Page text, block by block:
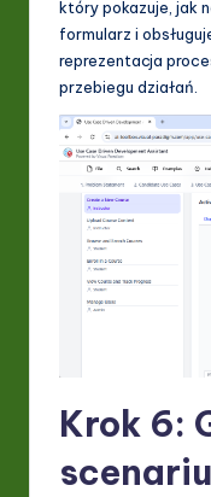
który pokazuje, jak
formularz i
reprezentacja
przebiegu działań.
Krok 6: